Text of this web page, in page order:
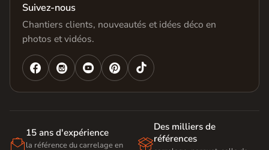
Suivez-nous
Chantiers clients, nouveautés et idées déco en
photos et vidéos.
   

15 ans d'expérience
la référence du carrelage en 
Des milliers de
références